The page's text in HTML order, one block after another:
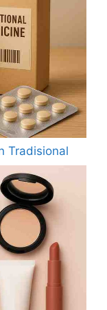
Tradisional